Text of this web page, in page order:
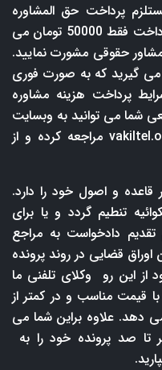
پرداخت حق المشاوره
است اما در وکلای تلفنی ما شما با پرداخت فقط 50000 تومان می
و یا مشاور حقوقی مشورت نمایید.
می گیرید که به صورت فوری
پرداخت هزینه مشاوره
شما می توانید به وبسایت
مراجعه کرده و از
و اصول خود را دارد.
تنطیم گردد و یا برای
دادخواست به مراجع
قضایی در روند پرونده
از این رو وکلای تلفنی ما
قیمت مناسب و در کمتر از
می دهد. علاوه براین شما می
تا صد پرونده خود را به